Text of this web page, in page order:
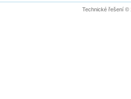
Technické řešení ©